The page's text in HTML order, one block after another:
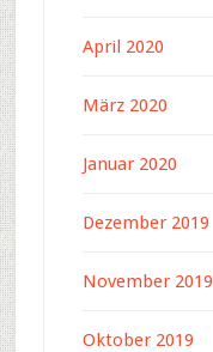
April 2020
März 2020
Januar 2020
Dezember 2019
November 2019
Oktober 2019